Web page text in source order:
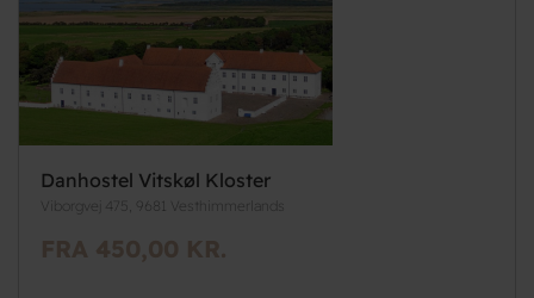
Danhostel Vitskøl Kloster
Viborgvej 475, 9681 Vesthimmerlands
FRA 450,00 KR.